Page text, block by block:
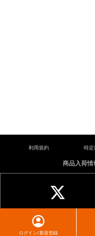
ログイン/新規登録
利用規約 特定
©
商品入荷情